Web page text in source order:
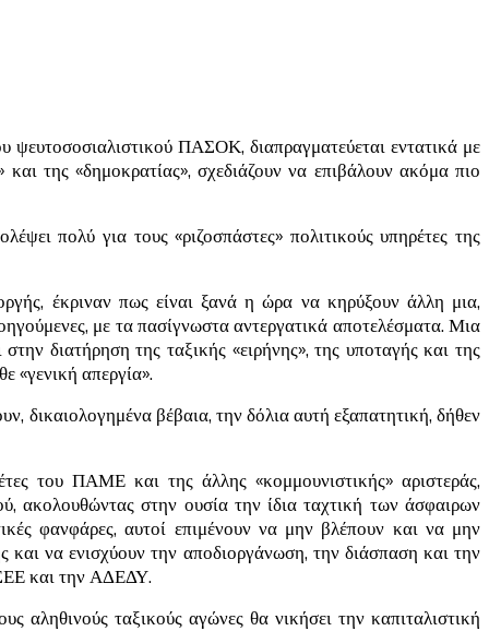
ψευτοσοσιαλιστικού ΠΑΣΟΚ, διαπραγματεύεται εντατικά με
της «δημοκρατίας», σχεδιάζουν να επιβάλουν ακόμα πιο
πολύ για τους «ριζοσπάστες» πολιτικούς υπηρέτες της
έκριναν πως είναι ξανά η ώρα να κηρύξουν άλλη μια,
με τα πασίγνωστα αντεργατικά αποτελέσματα. Μια
διατήρηση της ταξικής «ειρήνης», της υποταγής και της
«γενική απεργία».
δικαιολογημένα βέβαια, την δόλια αυτή εξαπατητική, δήθεν
του ΠΑΜΕ και της άλλης «κομμουνιστικής» αριστεράς,
ακολουθώντας στην ουσία την ίδια ταχτική των άσφαιρων
φανφάρες, αυτοί επιμένουν να μην βλέπουν και να μην
και να ενισχύουν την αποδιοργάνωση, την διάσπαση και την
και την ΑΔΕΔΥ.
αληθινούς ταξικούς αγώνες θα νικήσει την καπιταλιστική